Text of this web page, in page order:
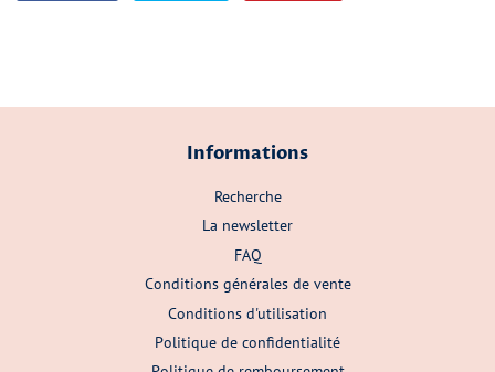
Informations
Recherche
La newsletter
FAQ
Conditions générales de vente
Conditions d'utilisation
Politique de confidentialité